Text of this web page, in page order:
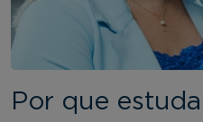
Por que